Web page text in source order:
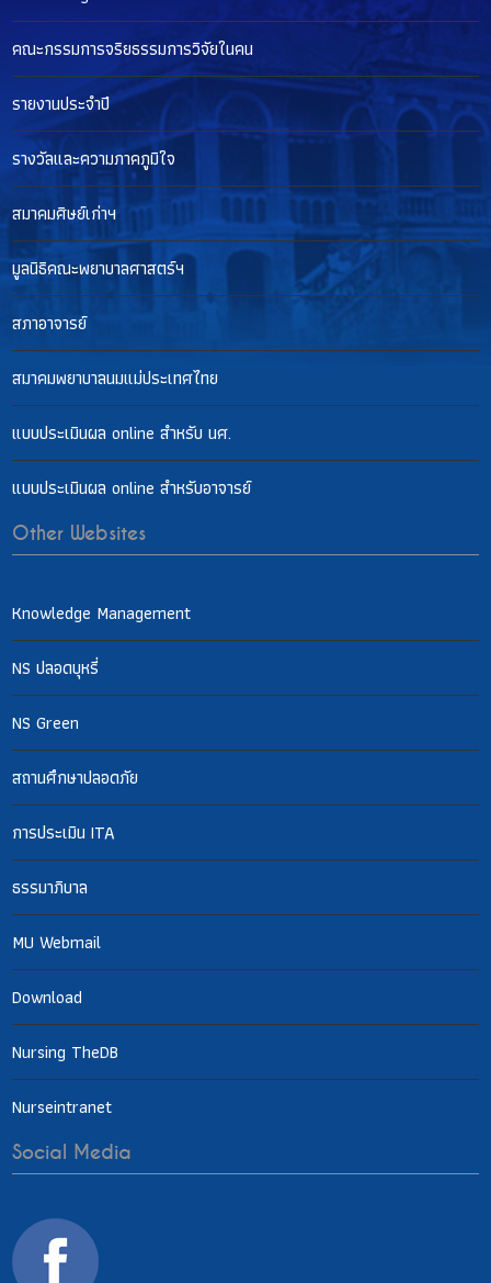
คณะกรรมการจริยธรรมการวิจัยในคน
รายงานประจำปี
รางวัลและความภาคภูมิใจ
สมาคมศิษย์เก่าฯ
มูลนิธิคณะพยาบาลศาสตร์ฯ
สภาอาจารย์
สมาคมพยาบาลนมแม่ประเทศไทย
แบบประเมินผล online สำหรับ นศ.
แบบประเมินผล online สำหรับอาจารย์
Other Websites
Knowledge Management
NS ปลอดบุหรี่
NS Green
สถานศึกษาปลอดภัย
การประเมิน ITA
ธรรมาภิบาล
MU Webmail
Download
Nursing TheDB
Nurseintranet
Social Media